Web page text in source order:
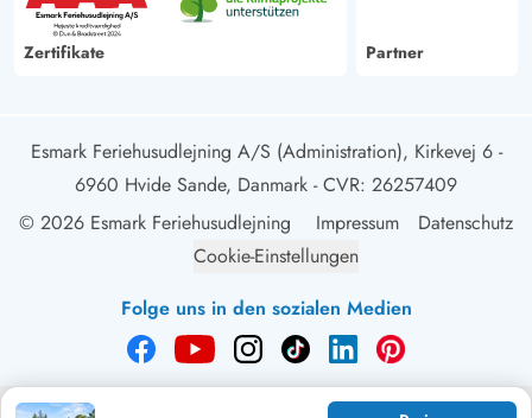
Zertifikate Partner
Esmark Feriehusudlejning A/S (Administration), Kirkevej 6 -
6960 Hvide Sande, Danmark - CVR: 26257409
© 2026 Esmark Feriehusudlejning
Impressum
Datenschutz
Cookie-Einstellungen
Folge uns in den sozialen Medien